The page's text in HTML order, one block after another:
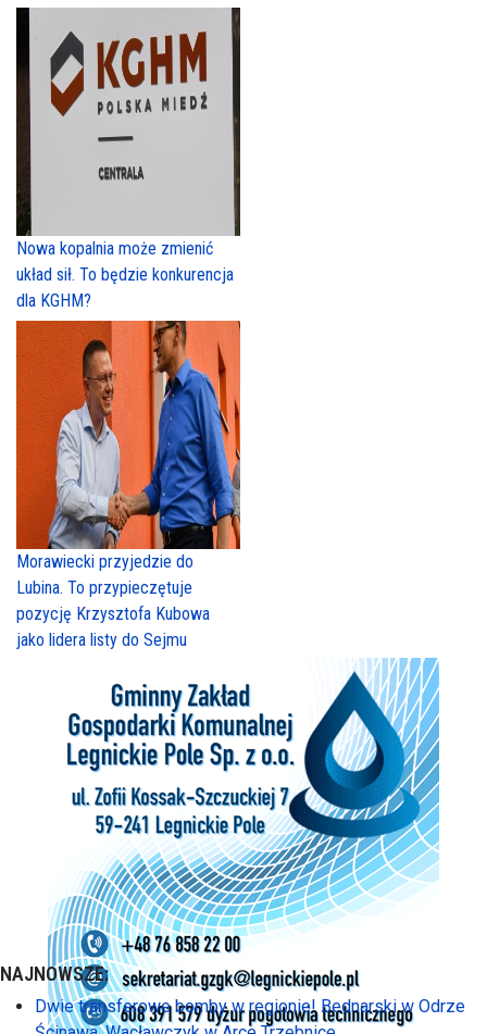
Nowa kopalnia może zmienić
układ sił. To będzie konkurencja
dla KGHM?
Morawiecki przyjedzie do
Lubina. To przypieczętuje
pozycję Krzysztofa Kubowa
jako lidera listy do Sejmu
NAJNOWSZE:
Dwie transferowe bomby w regionie! Bednarski w Odrze